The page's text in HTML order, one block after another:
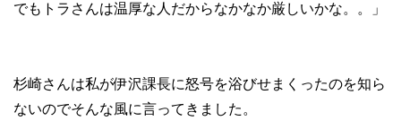
でもトラさんは温厚な人だからなかなか厳しいかな。。」
杉崎さんは私が伊沢課長に怒号を浴びせまくったのを知ら
ないのでそんな風に言ってきました。